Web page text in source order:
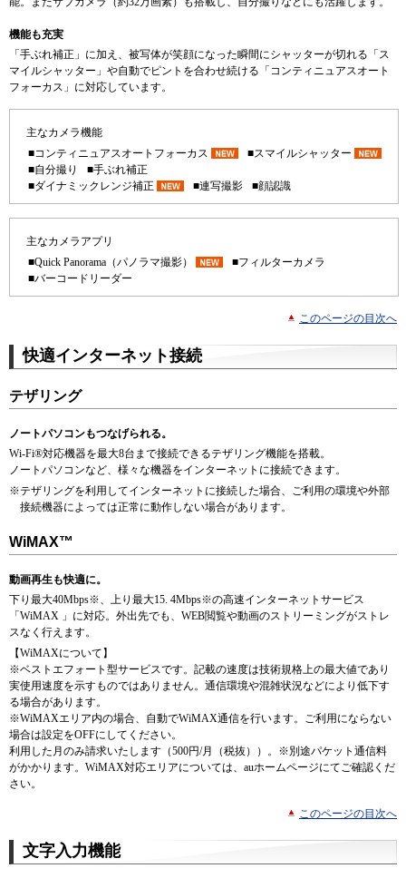
機能も充実
「手ぶれ補正」に加え、被写体が笑顔になった瞬間にシャッターが切れる「ス
マイルシャッター」や自動でピントを合わせ続ける「コンティニュアスオート
フォーカス」に対応しています。
主なカメラ機能
■コンティニュアスオートフォーカス
■スマイルシャッター
■自分撮り
■手ぶれ補正
■ダイナミックレンジ補正
■連写撮影 ■顔認識
主なカメラアプリ
■Quick Panorama（パノラマ撮影）
■フィルターカメラ
■バーコードリーダー
このページの目次へ
快適インターネット接続
テザリング
ノートパソコンもつなげられる。
Wi-Fi®対応機器を最大8台まで接続できるテザリング機能を搭載。
ノートパソコンなど、様々な機器をインターネットに接続できます。
※テザリングを利用してインターネットに接続した場合、ご利用の環境や外部
接続機器によっては正常に動作しない場合があります。
WiMAX™
動画再生も快適に。
下り最大40Mbps※、上り最大15. 4Mbps※の高速インターネットサービス
「WiMAX 」に対応。外出先でも、WEB閲覧や動画のストリーミングがストレ
スなく行えます。
【WiMAXについて】
※ベストエフォート型サービスです。記載の速度は技術規格上の最大値であり
実使用速度を示すものではありません。通信環境や混雑状況などにより低下す
る場合があります。
※WiMAXエリア内の場合、自動でWiMAX通信を行います。ご利用にならない
場合は設定をOFFにしてください。
利用した月のみ請求いたします（500円/月（税抜））。※別途パケット通信料
がかかります。WiMAX対応エリアについては、auホームページにてご確認くだ
さい。
このページの目次へ
文字入力機能